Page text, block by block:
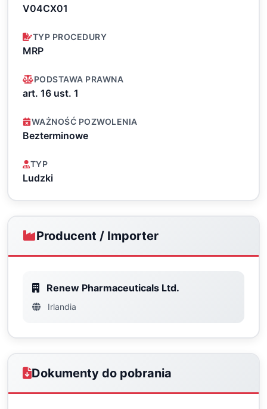
V04CX01
TYP PROCEDURY
MRP
PODSTAWA PRAWNA
art. 16 ust. 1
WAŻNOŚĆ POZWOLENIA
Bezterminowe
TYP
Ludzki
Producent / Importer
Renew Pharmaceuticals Ltd.
Irlandia
Dokumenty do pobrania